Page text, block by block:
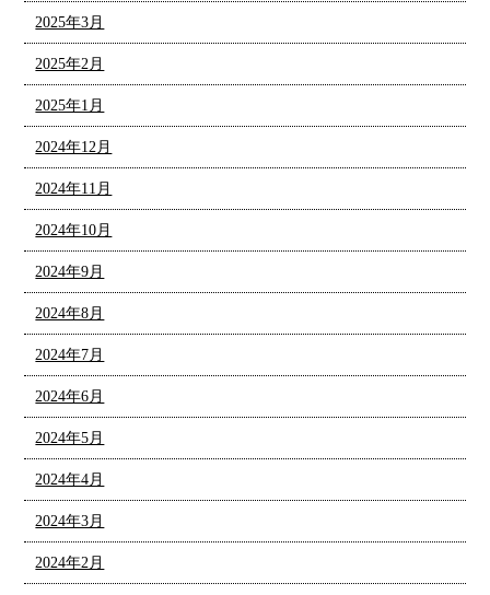
2025年3月
2025年2月
2025年1月
2024年12月
2024年11月
2024年10月
2024年9月
2024年8月
2024年7月
2024年6月
2024年5月
2024年4月
2024年3月
2024年2月